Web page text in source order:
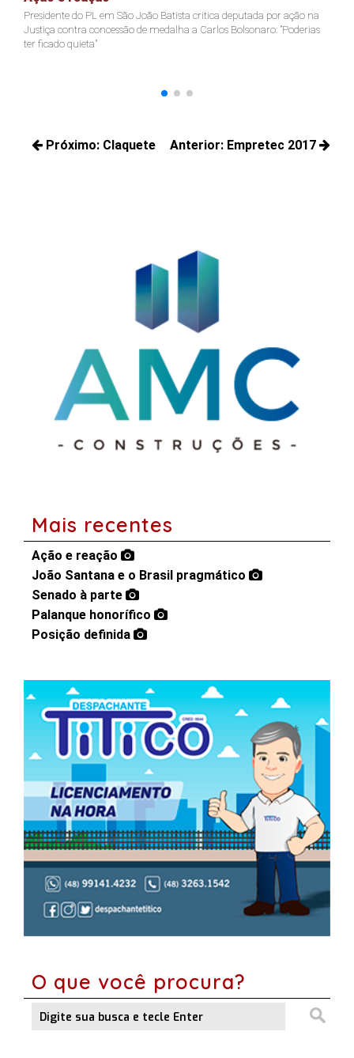
Presidente do PL em São João Batista critica deputada por ação na
Justiça contra concessão de medalha a Carlos Bolsonaro: "Poderias
ter ficado quieta"
Navegação
Anterior: Empretec 2017
Próximo: Claquete
Mais recentes
Ação e reação
João Santana e o Brasil pragmático
Senado à parte
Palanque honorífico
Posição definida
O que você procura?